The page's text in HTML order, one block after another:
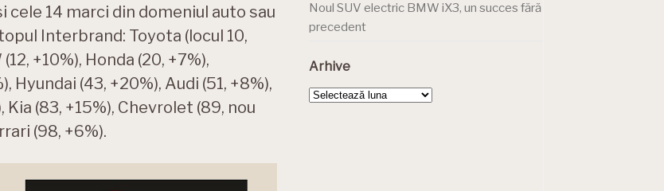
14 marci din domeniul auto sau
Interbrand: Toyota (locul 10,
+10%), Honda (20, +7%),
Hyundai (43, +20%), Audi (51, +8%),
(83, +15%), Chevrolet (89, nou
(98, +6%).
Noul SUV electric BMW iX3, un succes fără
precedent
Arhive
Arhive